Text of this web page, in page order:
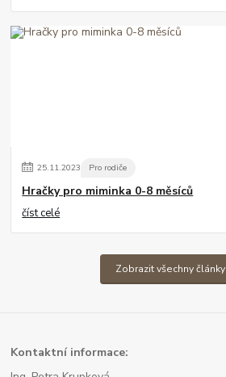
25.11.2023 Pro rodiče
Hračky pro miminka 0-8 měsíců
číst celé
Zobrazit všechny články
Kontaktní informace: